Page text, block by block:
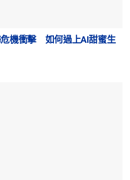
機衝擊 如何過上AI甜蜜生